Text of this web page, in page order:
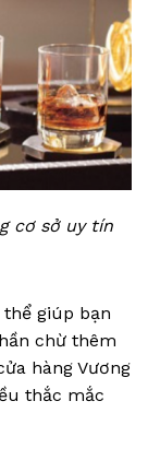
cơ sở uy tín
giúp bạn
chừ thêm
hàng Vương
thắc mắc